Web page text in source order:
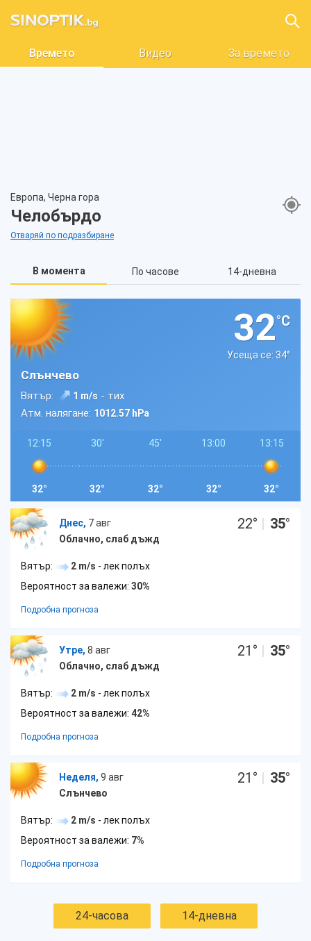
Времето Видео За времето
Европа, Черна гора
Челобърдо
Отваряй по подразбиране
В момента По часове 14-дневна
32°C
Усеща се: 34°
Слънчево
Вятър: 1 m/s - тих
Атм. налягане: 1012.57 hPa
12:15
32°
30'
32°
45'
32°
13:00
32°
13:15
32°
Днес, 7 авг
Облачно, слаб дъжд
22° | 35°
Вятър: 2 m/s - лек полъх
Вероятност за валежи: 30%
Подробна прогноза
Утре, 8 авг
Облачно, слаб дъжд
21 ° | 35°
Вятър: 2 m/s - лек полъх
Вероятност за валежи: 42%
Подробна прогноза
Неделя, 9 авг
Слънчево
21 ° | 35°
Вятър: 2 m/s - лек полъх
Вероятност за валежи: 7%
Подробна прогноза
24-часова 14-дневна